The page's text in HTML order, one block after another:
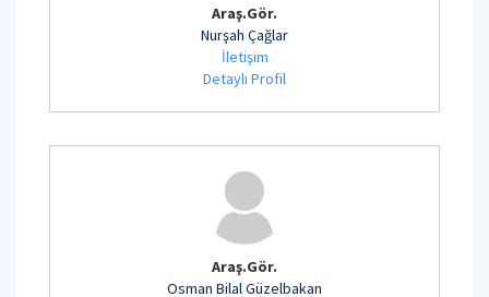
Araş.Gör.
Nurşah Çağlar
İletişim
Detaylı Profil
Araş.Gör.
Osman Bilal Güzelbakan